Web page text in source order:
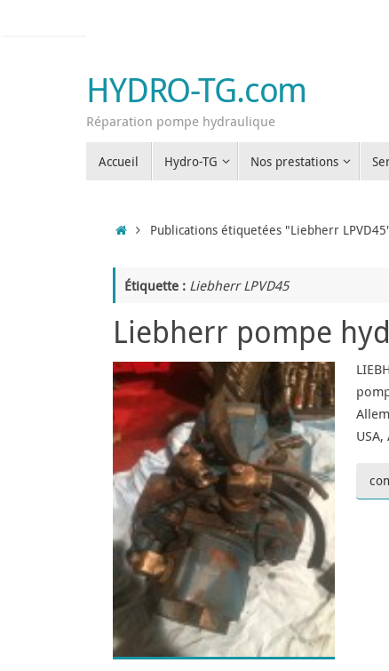
HYDRO-TG.com
Réparation pompe hydraulique
Accueil Hydro-TG Nos prestations
AccueilPublications étiquetées "Liebherr
Étiquette : Liebherr LPVD45
Liebherr pompe